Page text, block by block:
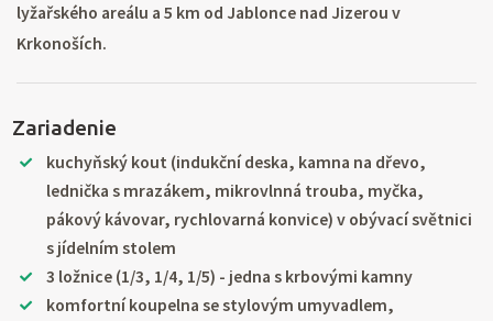
lyžařského areálu a 5 km od Jablonce nad Jizerou v
Krkonoších.
Zariadenie
kuchyňský kout (indukční deska, kamna na dřevo,
lednička s mrazákem, mikrovlnná trouba, myčka,
pákový kávovar, rychlovarná konvice) v obývací světnici
s jídelním stolem
3 ložnice (1/3, 1/4, 1/5) - jedna s krbovými kamny
komfortní koupelna se stylovým umyvadlem,